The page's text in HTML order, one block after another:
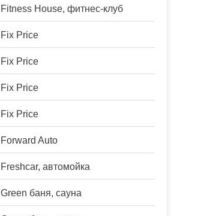
Fitness House, фитнес-клуб
Fix Price
Fix Price
Fix Price
Fix Price
Forward Auto
Freshcar, автомойка
Green баня, сауна